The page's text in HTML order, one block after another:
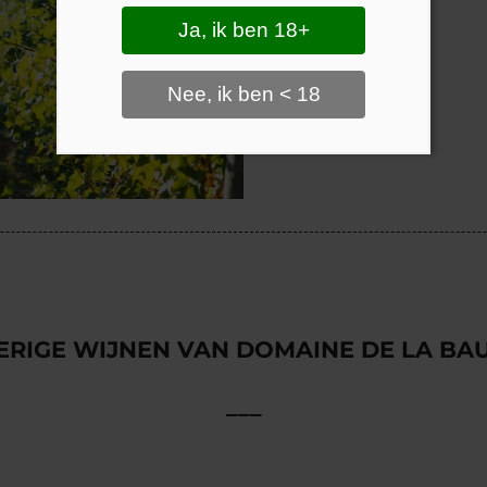
WIJNEN VAN DOMAINE DE LA
Ja, ik ben 18+
Nee, ik ben < 18